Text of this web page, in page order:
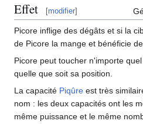
Effet [modifier]
Picore inflige des dégâts et si la
de Picore la mange et bénéficie
Picore peut toucher n'importe
quelle que soit sa position.
La capacité Piqûre est très
nom : les deux capacités ont les
même puissance et le même